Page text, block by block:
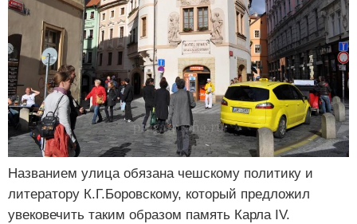
Названием улица обязана чешскому политику и
литератору К.Г.Боровскому, который предложил
увековечить таким образом память Карла IV.